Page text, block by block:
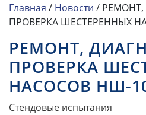
Главная / Новости /
ПРОВЕРКА ШЕСТЕРЕННЫХ
РЕМОНТ,
ПРОВЕРКА
НАСОСОВ НШ-
Стендовые испытания